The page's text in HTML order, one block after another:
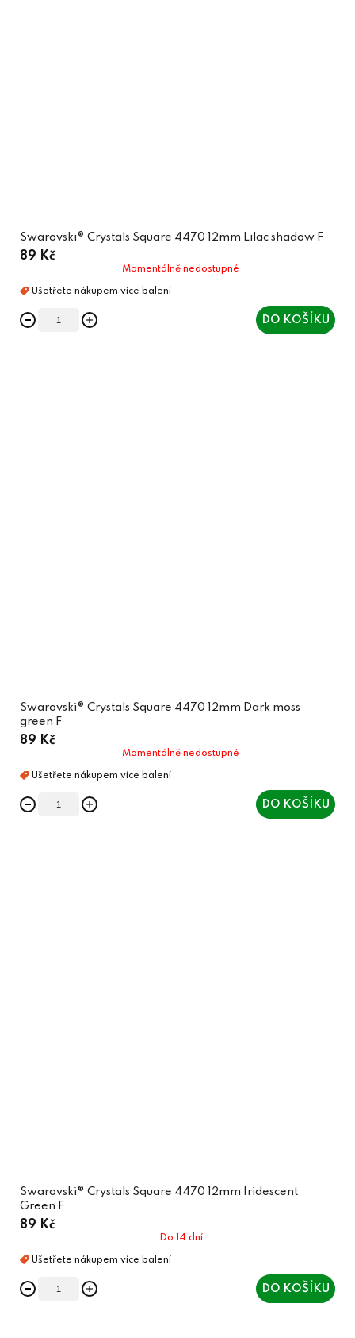
Swarovski® Crystals Square 4470 12mm Lilac shadow F
89 Kč
Momentálně nedostupné
DO KOŠÍKU
Swarovski® Crystals Square 4470 12mm Dark moss
green F
89 Kč
Momentálně nedostupné
DO KOŠÍKU
Swarovski® Crystals Square 4470 12mm Iridescent
Green F
89 Kč
Do 14 dní
DO KOŠÍKU